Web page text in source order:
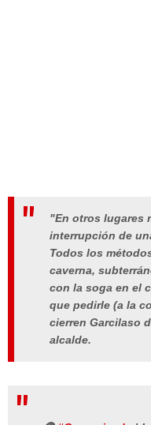
"En otros lugares
interrupción de
Todos los
caverna,
con la soga en el
que pedirle (a la
cierren Garcilaso
alcalde.